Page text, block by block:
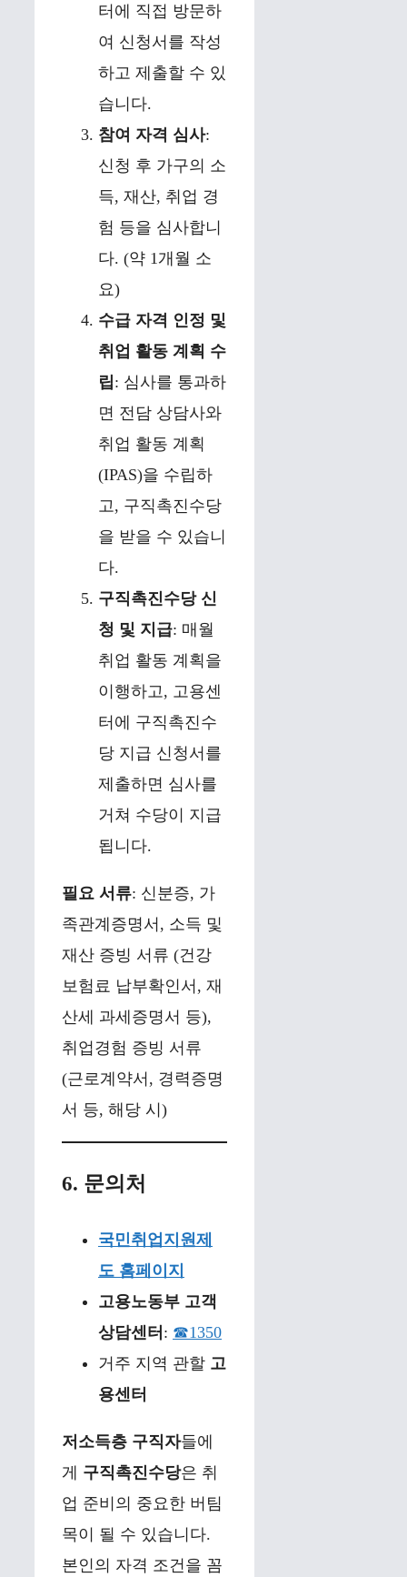
터에 직접 방문하
여 신청서를 작성
하고 제출할 수 있
습니다.
참여 자격 심사:
신청 후 가구의 소
득, 재산, 취업 경
험 등을 심사합니
다. (약 1개월 소
요)
수급 자격 인정 및
취업 활동 계획 수
립: 심사를 통과하
면 전담 상담사와
취업 활동 계획
(IPAS)을 수립하
고, 구직촉진수당
을 받을 수 있습니
다.
구직촉진수당 신
청 및 지급: 매월
취업 활동 계획을
이행하고, 고용센
터에 구직촉진수
당 지급 신청서를
제출하면 심사를
거쳐 수당이 지급
됩니다.
필요 서류: 신분증, 가
족관계증명서, 소득 및
재산 증빙 서류 (건강
보험료 납부확인서, 재
산세 과세증명서 등),
취업경험 증빙 서류
(근로계약서, 경력증명
서 등, 해당 시)
6. 문의처
국민취업지원제
도 홈페이지
고용노동부 고객
상담센터 : ☎1350
거주 지역 관할 고
용센터
저소득층 구직자들에
게 구직촉진수당은 취
업 준비의 중요한 버팀
목이 될 수 있습니다.
본인의 자격 조건을 꼼